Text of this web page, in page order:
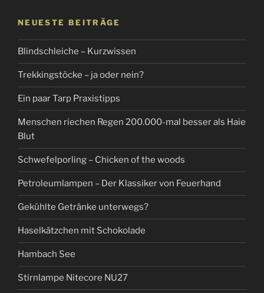
NEUESTE BEITRÄGE
Blindschleiche – Kurzwissen
Trekkingstöcke – ja oder nein?
Ein paar Tarp Praxistipps
Menschen riechen Regen 200.000-mal besser als Haie
Blut
Schwefelporling – Chicken of the woods
Petroleumlampen – Der Klassiker von Feuerhand
Gekühlte Getränke unterwegs?
Haselkätzchen mit Schokolade
Hambach See
Stirnlampe Nitecore NU27